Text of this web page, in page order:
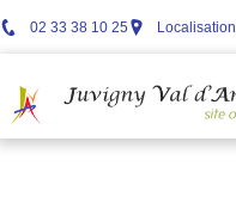
02 33 38 10 25 Localisation